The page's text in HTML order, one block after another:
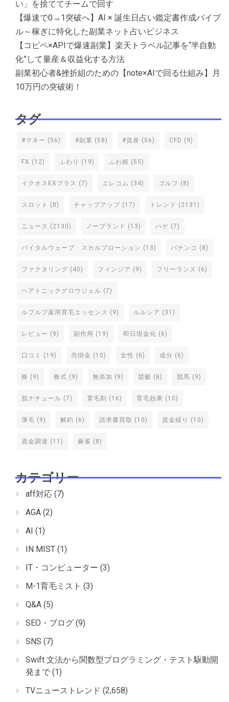
い」を捨ててチームで回す
【爆速で0→1突破へ】AI × 誕生日占い鑑定書作成バイブ
ル～稼ぎに特化した副業ネット占いビジネス
【コピペ×APIで爆速副業】楽天トラベル記事を“半自動
化”して量産＆収益化する方法
副業初心者&挫折組のための【note×AIで回る仕組み】月
10万円の突破術！
タグ
#マネー (56) #副業 (58) #資産 (56) CFD (9)
FX (12) ふわり (19) ふわ姫 (55)
イクオスEXプラス (7) エレコム (34) ゴルフ (8)
スロット (8) チャップアップ (17) トレンド (2131)
ニュース (2130) ノーブランド (13) ハゲ (7)
バイタルウェーブ スカルプローション (13) パチンコ (8)
ファクタリング (40) フィンジア (9) フリーランス (6)
ヘアトニックグロウジェル (7)
ルプルプ薬用育毛エッセンス (9) ルルシア (31)
レビュー (9) 副作用 (19) 即日現金化 (6)
口コミ (19) 売掛金 (10) 女性 (6) 成分 (6)
株 (9) 株式 (9) 無添加 (9) 競艇 (8) 競馬 (9)
肌ナチュール (7) 育毛剤 (16) 育毛効果 (10)
薄毛 (9) 解約 (6) 請求書買取 (10) 資金繰り (10)
資金調達 (11) 麻雀 (8)
カテゴリー
aff対応 (7)
AGA (2)
AI (1)
IN MIST (1)
IT・コンピューター (3)
M-1育毛ミスト (3)
Q&A (5)
SEO・ブログ (9)
SNS (7)
Swift 文法から関数型プログラミング・テスト駆動開
発まで (1)
TVニューストレンド (2,658)